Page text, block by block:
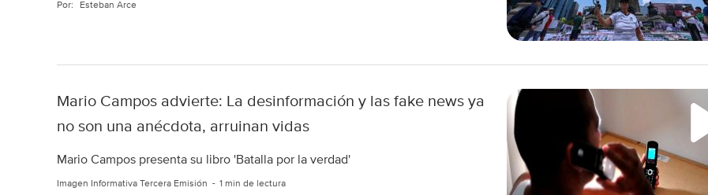
Por: Esteban Arce
Mario Campos advierte: La desinformación y las fake news ya
no son una anécdota, arruinan vidas
Mario Campos presenta su libro 'Batalla por la verdad'
Imagen Informativa Tercera Emisión 1 min de lectura